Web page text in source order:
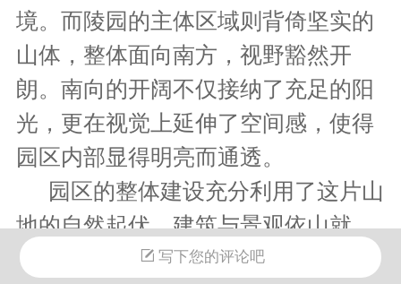
境。而陵园的主体区域则背倚坚实的
山体，整体面向南方，视野豁然开
朗。南向的开阔不仅接纳了充足的阳
光，更在视觉上延伸了空间感，使得
园区内部显得明亮而通透。
园区的整体建设充分利用了这片山
地的自然起伏。建筑与景观依山就
势，顺应原有的地形脉络进行规划布
写下您的评论吧